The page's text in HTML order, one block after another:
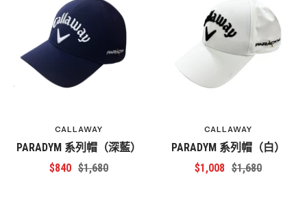
CALLAWAY
PARADYM 系列帽（深藍）
特
$840 原
$1,680
CALLAWAY
PARADYM 系列帽（白）
特
$1,008 原
$1,680